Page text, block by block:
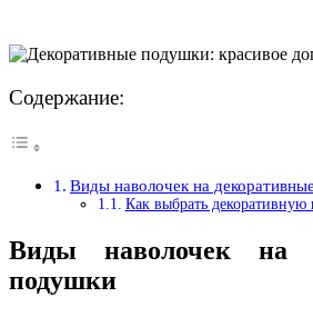
Содержание:
Виды наволочек на
Как выбрать
Виды наволочек на
подушки